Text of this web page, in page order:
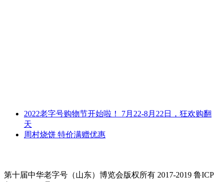
2022老字号购物节开始啦！ 7月22-8月22日，狂欢购翻
天
周村烧饼 特价满赠优惠
第十届中华老字号（山东）博览会版权所有 2017-2019 鲁ICP